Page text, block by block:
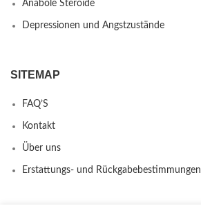
Anabole Steroide
Depressionen und Angstzustände
SITEMAP
FAQ’S
Kontakt
Über uns
Erstattungs- und Rückgabebestimmungen